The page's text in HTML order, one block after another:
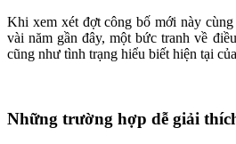
Khi xem xét đợt công bố mới này
vài năm gần đây, một bức tranh về
cũng như tình trạng hiểu biết hiện tại
Những trường hợp dễ giải